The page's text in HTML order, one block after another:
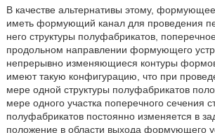
В качестве альтернативы этому,
иметь формующий канал для проведения
него структуры полуфабрикатов,
продольном направлении формующего
непрерывно изменяющиеся контуры
имеют такую конфигурацию, что при
мере одной структуры полуфабрикатов
мере одного участка поперечного сечения
полуфабрикатов постоянно изменяется в
положение в области выхода формующего